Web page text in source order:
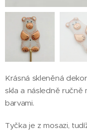
Krásná skleněná
skla a následně ručně
barvami.
Tyčka je z mosazi,